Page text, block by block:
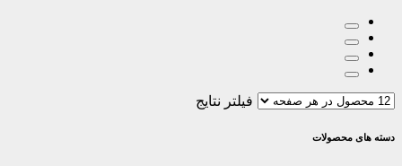
فیلتر نتایج
دسته های محصولات